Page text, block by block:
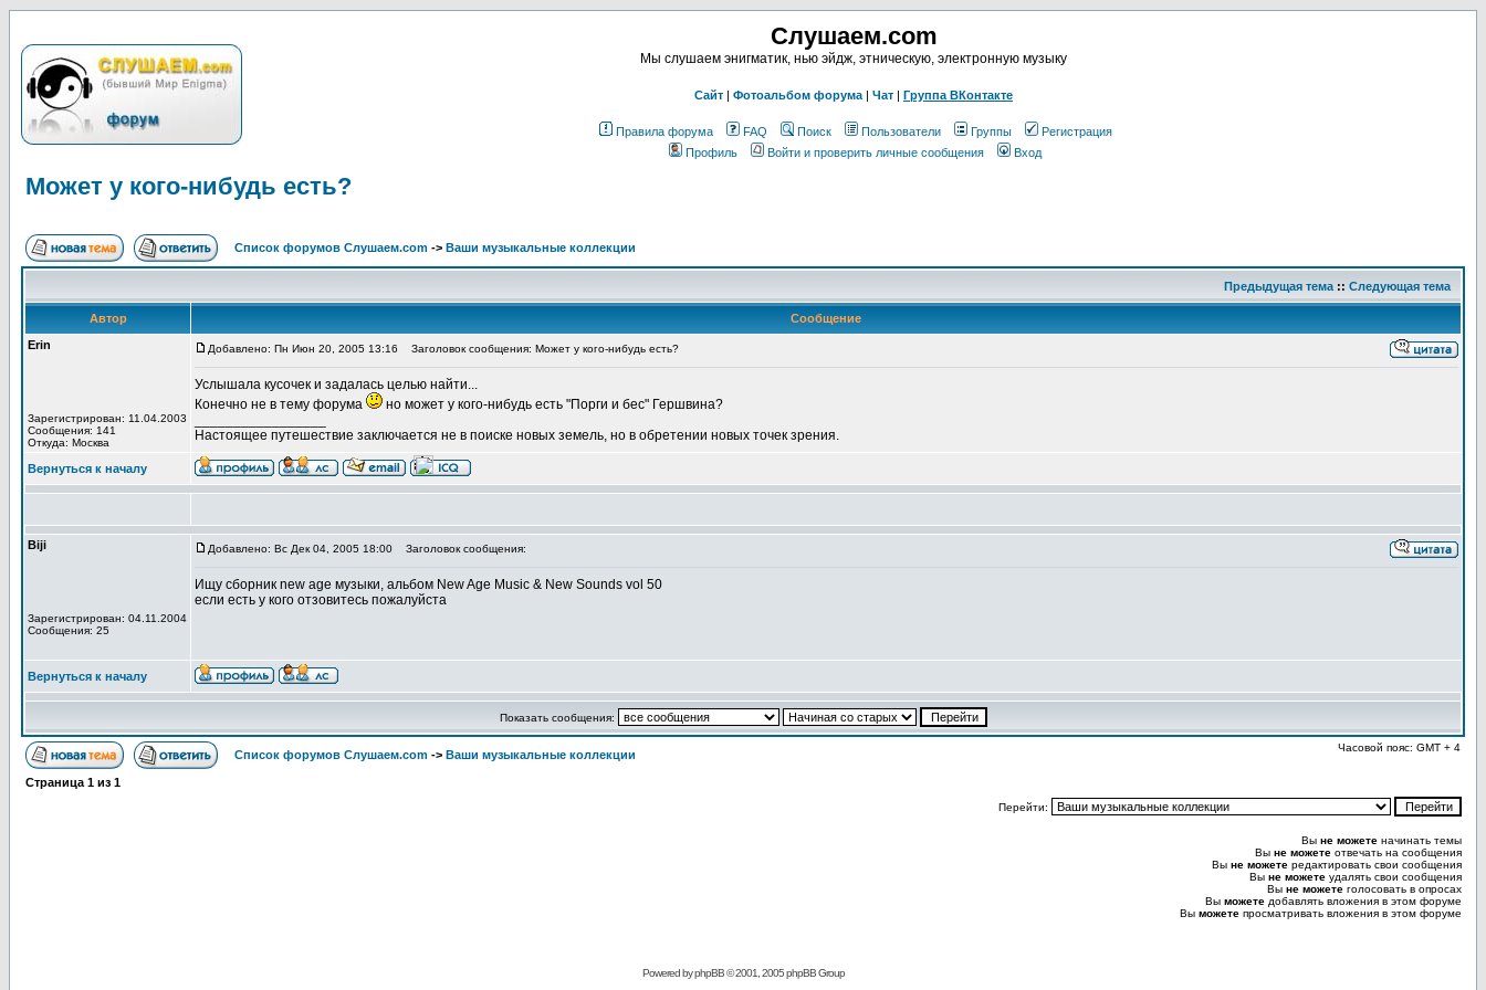
Слушаем.com
Мы слушаем энигматик, нью эйдж, этническую, электронную музыку
Сайт | Фотоальбом форума | Чат | Группа ВКонтакте
Правила форума FAQ Поиск Пользователи Группы
Регистрация
Профиль
Войти и проверить личные сообщения Вход
Может у кого-нибудь есть?
Список форумов Слушаем.com -> Ваши музыкальные коллекции
Предыдущая тема :: Следующая тема
Автор
Сообщение
Erin
Зарегистрирован: 11.04.2003
Сообщения: 141
Откуда: Москва
Добавлено: Пн Июн 20, 2005 13:16 Заголовок сообщения: Может у кого-нибудь есть?
Услышала кусочек и задалась целью найти...
Конечно не в тему форума
но может у кого-нибудь есть "Порги и бес" Гершвина?
Настоящее путешествие заключается не в поиске новых земель, но в обретении новых точек зрения.
Вернуться к началу
Biji
Зарегистрирован: 04.11.2004
Сообщения: 25
Добавлено: Вс Дек 04, 2005 18:00 Заголовок сообщения:
Ищу сборник new age музыки, альбом New Age Music & New Sounds vol 50
если есть у кого отзовитесь пожалуйста
Вернуться к началу
Показать сообщения:
Список форумов Слушаем.com -> Ваши музыкальные коллекции
Часовой пояс: GMT + 4
Страница 1 из 1
Перейти:
Вы не можете начинать темы
Вы не можете отвечать на сообщения
Вы не можете редактировать свои сообщения
Вы не можете удалять свои сообщения
Вы не можете голосовать в опросах
Вы можете добавлять вложения в этом форуме
Вы можете просматривать вложения в этом форуме
Powered by phpBB © 2001, 2005 phpBB Group